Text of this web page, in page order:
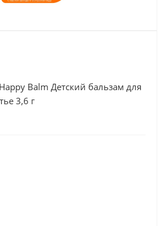
Balm Детский бальзам для
3,6 г